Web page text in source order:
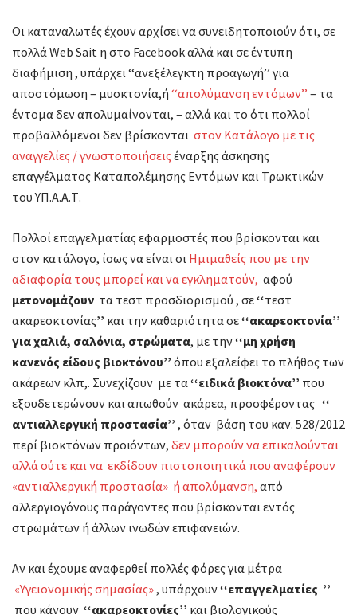
Οι καταναλωτές έχουν αρχίσει να συνειδητοποιούν ότι, σε
πολλά Web Sait η στο Facebook αλλά και σε έντυπη
διαφήμιση , υπάρχει ‘‘ανεξέλεγκτη προαγωγή’’ για
αποστόμωση – μυοκτονία,ή ‘‘απολύμανση εντόμων’’ – τα
έντομα δεν απολυμαίνονται, – αλλά και το ότι πολλοί
προβαλλόμενοι δεν βρίσκονται στον Κατάλογο με τις
αναγγελίες / γνωστοποιήσεις έναρξης άσκησης
επαγγέλματος Καταπολέμησης Εντόμων και Τρωκτικών
του ΥΠ.Α.Α.Τ.
Πολλοί επαγγελματίας εφαρμοστές που βρίσκονται και
στον κατάλογο, ίσως να είναι οι Ημιμαθείς που με την
αδιαφορία τους μπορεί και να εγκληματούν, αφού
μετονομάζουν τα τεστ προσδιορισμού , σε‘‘τεστ
ακαρεοκτονίας’’ και την καθαριότητα σε‘‘ακαρεοκτονία’’
για χαλιά, σαλόνια, στρώματα, με την‘‘μη χρήση
κανενός είδους βιοκτόνου’’ όπου εξαλείφει το πλήθος των
ακάρεων κλπ,. Συνεχίζουν με τα‘‘ειδικά βιοκτόνα’’ που
εξουδετερώνουν και απωθούν ακάρεα, προσφέροντας ‘‘
αντιαλλεργική προστασία’’ , όταν βάση του καν. 528/2012
περί βιοκτόνων προϊόντων, δεν μπορούν να επικαλούνται
αλλά ούτε και να εκδίδουν πιστοποιητικά που αναφέρουν
«αντιαλλεργική προστασία» ή απολύμανση, από
αλλεργιογόνους παράγοντες που βρίσκονται εντός
στρωμάτων ή άλλων ινωδών επιφανειών.
Αν και έχουμε αναφερθεί πολλές φόρες για μέτρα
«Υγειονομικής σημασίας», υπάρχουν‘‘επαγγελματίες ’’
που κάνουν ‘‘ακαρεοκτονίες’’ και βιολογικούς